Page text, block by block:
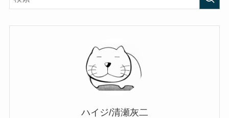
ハイジ/清瀬灰二